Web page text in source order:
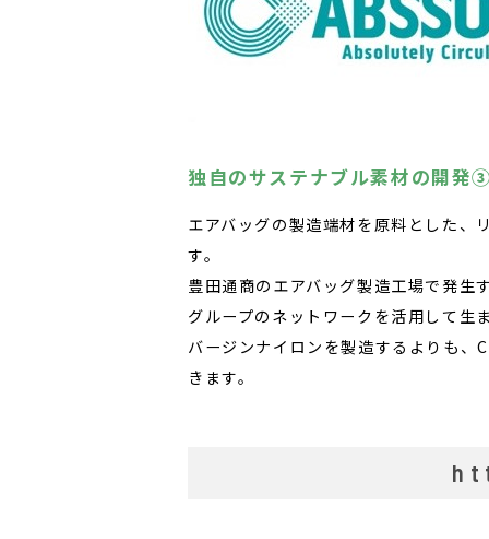
独自のサステナブル素材の開発
エアバッグの製造端材を原料とした、
す。
豊田通商のエアバッグ製造工場で発生
グループのネットワークを活用して生
バージンナイロンを製造するよりも
きます。